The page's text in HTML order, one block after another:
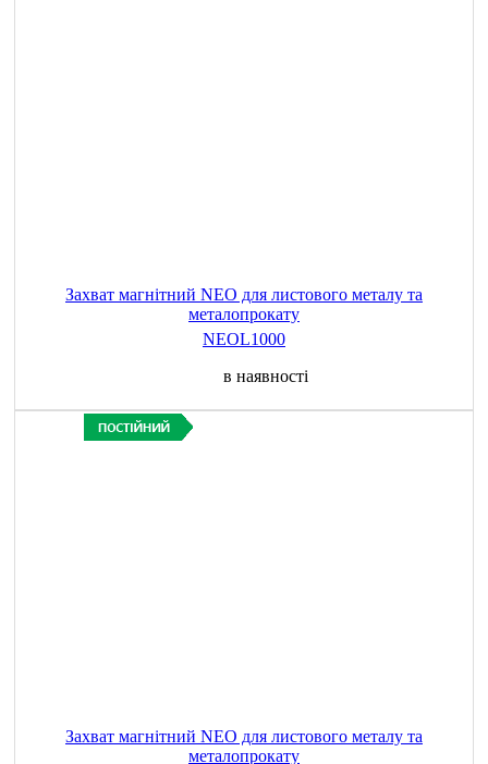
Захват магнітний NEO для листового металу та
металопрокату
NEOL1000
в наявності
Захват магнітний NEO для листового металу та
металопрокату